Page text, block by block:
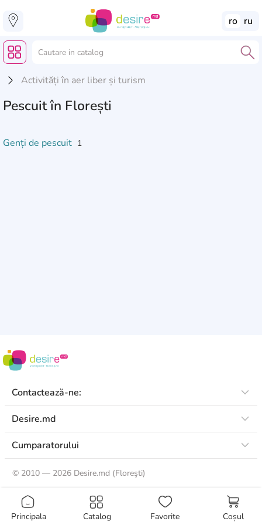
ro ru
Principala Catalog Favorite Coșul
Activități în aer liber și turism
Pescuit în Florești
Genți de pescuit 1
Contactează-ne:
Desire.md
Cumparatorului
© 2010 — 2026 Desire.md (Floreşti)